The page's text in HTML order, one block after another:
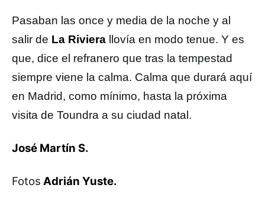
Pasaban las once y media de la noche y al
salir de La Riviera llovía en modo tenue. Y es
que, dice el refranero que tras la tempestad
siempre viene la calma. Calma que durará aquí
en Madrid, como mínimo, hasta la próxima
visita de Toundra a su ciudad natal.
José Martín S.
Fotos Adrián Yuste.